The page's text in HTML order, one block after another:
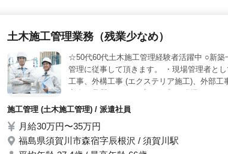
土木施工管理業務（残業少なめ）
☆50代60代土木施工管理経験者活躍中 ○新
管理に従事して頂きます。 ・現場管理者と
工事、外構工事 (エクステリア施工)、外部
施工管理 (土木施工管理) / 派遣社員
月給30万円〜35万円
福島県須賀川市森宿字辰根沢 / 須賀川駅